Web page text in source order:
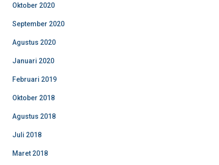
Oktober 2020
September 2020
Agustus 2020
Januari 2020
Februari 2019
Oktober 2018
Agustus 2018
Juli 2018
Maret 2018